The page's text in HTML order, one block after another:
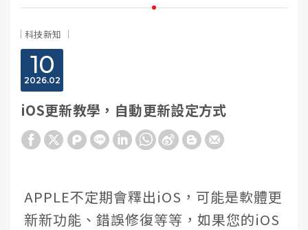
科技新知
10
02
2026
iOS更新教學，自動更新設定方式
APPLE不定期會釋出iOS，可能是軟體更
新新功能、錯誤修復等等，如果您的iOS